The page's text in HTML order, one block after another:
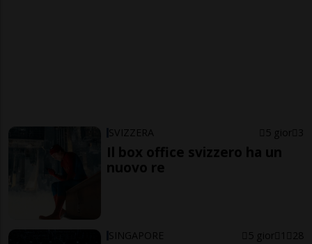
SVIZZERA 5 gior 3
Il box office svizzero ha un
nuovo re
SINGAPORE 5 gior 1 28